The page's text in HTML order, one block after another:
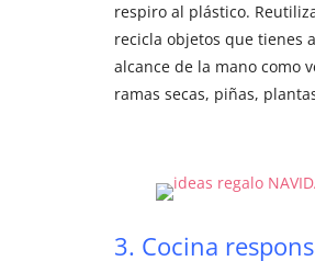
respiro al plástico.
recicla objetos que tienes
alcance de la mano como
ramas secas, piñas,
3. Cocina